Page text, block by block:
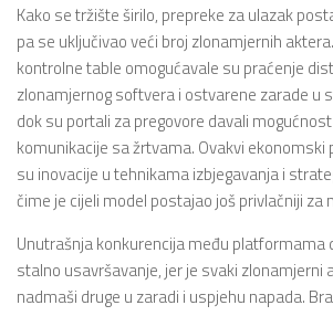
Kako se tržište širilo, prepreke za ulazak
pa se uključivao veći broj zlonamjernih
kontrolne table omogućavale su praćenje
zlonamjernog softvera i ostvarene zarade u
dok su portali za pregovore davali
komunikacije sa žrtvama. Ovakvi ekonomski
su inovacije u tehnikama izbjegavanja i
čime je cijeli model postajao još privlačniji za
Unutrašnja konkurencija među platformama
stalno usavršavanje, jer je svaki zlonamjerni
nadmaši druge u zaradi i uspjehu napada.